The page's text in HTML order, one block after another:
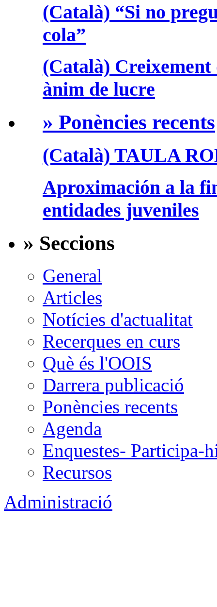
(Català) “Si no
cola”
(Català) Creixement
ànim de lucre
» Ponències recents
(Català) TAULA
Aproximación a la
entidades juveniles
» Seccions
General
Articles
Notícies d'actualitat
Recerques en curs
Què és l'OOIS
Darrera publicació
Ponències recents
Agenda
Enquestes- Participa-
Recursos
Administració